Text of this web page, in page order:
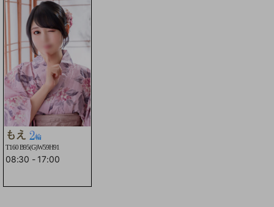
もえ
T160 B95(G)W59H91
08:30 - 17:00